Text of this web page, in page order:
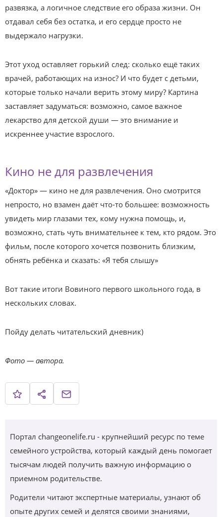
развязка, а логичное следствие его образа жизни. Он
отдавал себя без остатка, и его сердце просто не
выдержало нагрузки.
Этот уход оставляет горький след: сколько ещё таких
врачей, работающих на износ? И что будет с детьми,
которые только начали верить этому миру? Картина
заставляет задуматься: возможно, самое важное
лекарство для детской души — это внимание и
искреннее участие взрослого.
Кино не для развлечения
«Доктор» — кино не для развлечения. Оно смотрится
непросто, но взамен даёт что‑то большее: возможность
увидеть мир глазами тех, кому нужна помощь, и,
возможно, стать чуть внимательнее к тем, кто рядом. Это
фильм, после которого хочется позвонить близким,
обнять ребёнка и сказать: «Я тебя слышу»
Вот такие итоги Вовиного первого школьного года, в
нескольких словах.
Пойду делать читательский дневник)
Фото — автора.
Портал changeonelife.ru - крупнейший ресурс по теме
семейного устройства, который каждый день помогает
тысячам людей получить важную информацию о
приемном родительстве.
Родители читают экспертные материалы, узнают об
опыте других семей и делятся своими знаниями,